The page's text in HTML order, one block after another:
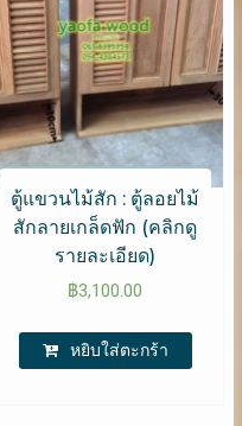
ตู้แขวนไม้สัก : ตู้ลอยไม้
สักลายเกล็ดฟัก (คลิกดู
รายละเอียด)
฿3,100.00
หยิบใส่ตะกร้า